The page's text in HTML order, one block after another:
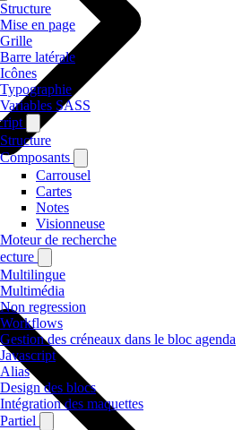
Structure
Mise en page
Grille
Barre latérale
Icônes
Typographie
Variables SASS
Structure
Composants
Carrousel
Cartes
Notes
Visionneuse
Moteur de recherche
Multilingue
Multimédia
Non regression
Workflows
Gestion des créneaux dans le bloc agenda
Javascript
Alias
Design des blocs
Intégration des maquettes
Partiel